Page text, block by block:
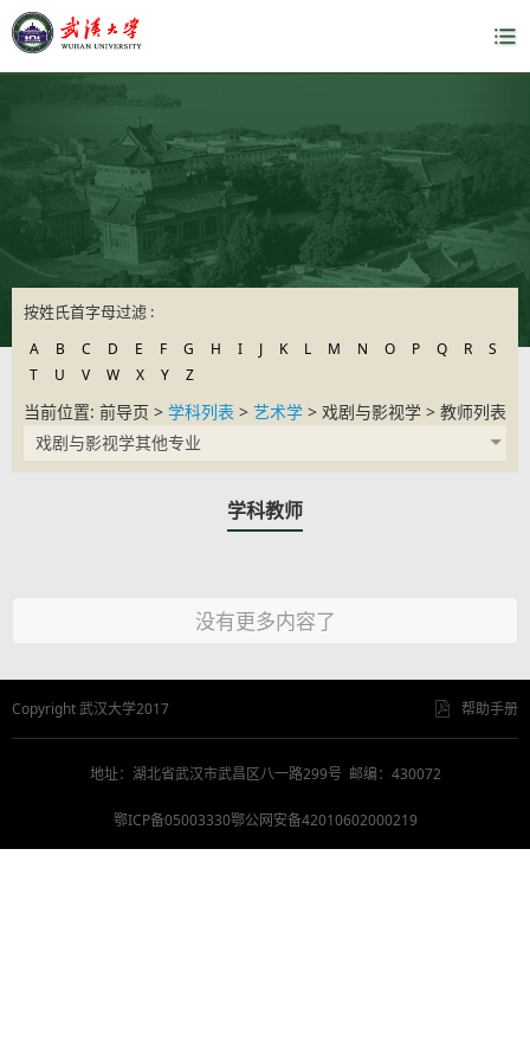
按姓氏首字母过滤 :
A B C D E F G H I J K L M N O P Q R
S
T
U V W X Y Z
当前位置: 前导页 > 学科列表 > 艺术学 > 戏剧与影视学 > 教师列表
戏剧与影视学其他专业
学科教师
没有更多内容了
Copyright 武汉大学2017 帮助手册
地址：湖北省武汉市武昌区八一路299号 邮编：430072
鄂ICP备05003330鄂公网安备42010602000219